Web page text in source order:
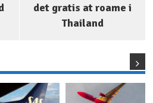
det gratis at roame i
Thailand